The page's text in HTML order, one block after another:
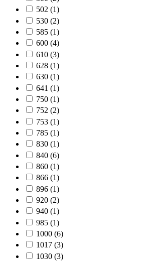
502 (1)
530 (2)
585 (1)
600 (4)
610 (3)
628 (1)
630 (1)
641 (1)
750 (1)
752 (2)
753 (1)
785 (1)
830 (1)
840 (6)
860 (1)
866 (1)
896 (1)
920 (2)
940 (1)
985 (1)
1000 (6)
1017 (3)
1030 (3)